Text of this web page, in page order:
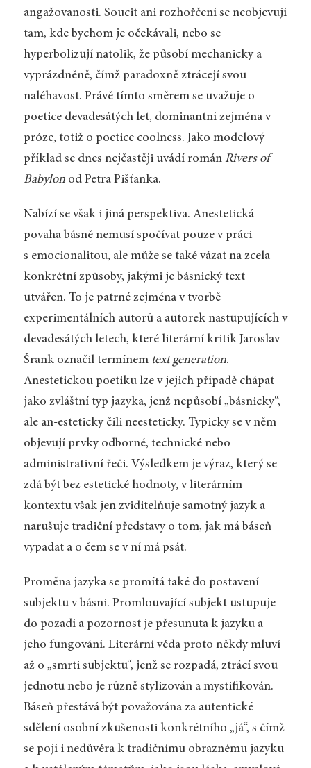
angažovanosti. Soucit ani rozhořčení se neobjevují
tam, kde bychom je očekávali, nebo se
hyperbolizují natolik, že působí mechanicky a
vyprázdněně, čímž paradoxně ztrácejí svou
naléhavost. Právě tímto směrem se uvažuje o
poetice devadesátých let, dominantní zejména v
próze, totiž o poetice coolness. Jako modelový
příklad se dnes nejčastěji uvádí román Rivers of
Babylon od Petra Pišťanka.
Nabízí se však i jiná perspektiva. Anestetická
povaha básně nemusí spočívat pouze v práci
s emocionalitou, ale může se také vázat na zcela
konkrétní způsoby, jakými je básnický text
utvářen. To je patrné zejména v tvorbě
experimentálních autorů a autorek nastupujících v
devadesátých letech, které literární kritik Jaroslav
Šrank označil termínem text generation.
Anestetickou poetiku lze v jejich případě chápat
jako zvláštní typ jazyka, jenž nepůsobí „básnicky“,
ale an-esteticky čili neesteticky. Typicky se v něm
objevují prvky odborné, technické nebo
administrativní řeči. Výsledkem je výraz, který se
zdá být bez estetické hodnoty, v literárním
kontextu však jen zviditelňuje samotný jazyk a
narušuje tradiční představy o tom, jak má báseň
vypadat a o čem se v ní má psát.
Proměna jazyka se promítá také do postavení
subjektu v básni. Promlouvající subjekt ustupuje
do pozadí a pozornost je přesunuta k jazyku a
jeho fungování. Literární věda proto někdy mluví
až o „smrti subjektu“, jenž se rozpadá, ztrácí svou
jednotu nebo je různě stylizován a mystifikován.
Báseň přestává být považována za autentické
sdělení osobní zkušenosti konkrétního „já“, s čímž
se pojí i nedůvěra k tradičnímu obraznému jazyku